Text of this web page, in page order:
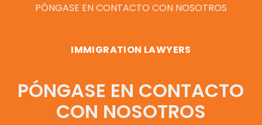
PÓNGASE EN CONTACTO CON NOSOTROS
IMMIGRATION LAWYERS
PÓNGASE EN CONTACTO
CON NOSOTROS